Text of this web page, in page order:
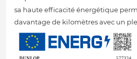
sa haute efficacité énergétique
davantage de kilomètres avec un